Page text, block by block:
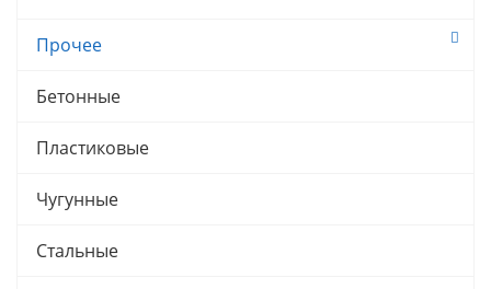
Прочее
Бетонные
Пластиковые
Чугунные
Стальные